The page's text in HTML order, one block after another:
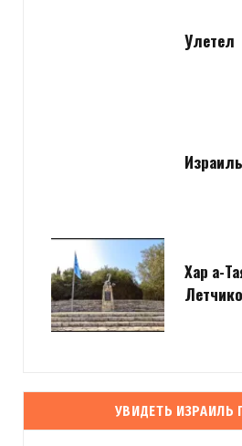
Улетел
Хар а-
УВИДЕТЬ ИЗРАИЛЬ